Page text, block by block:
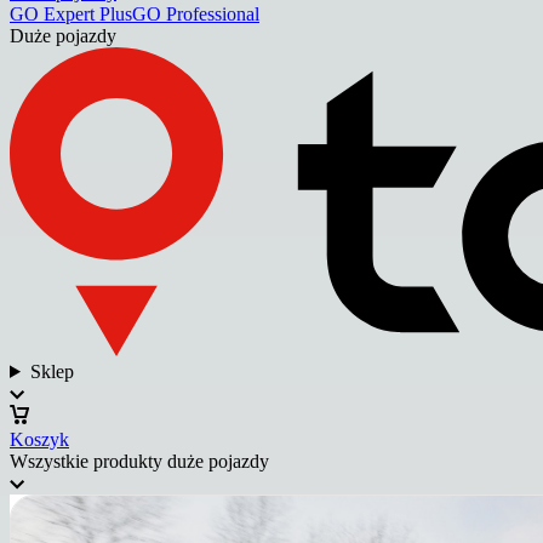
GO Expert PlusGO Professional
Duże pojazdy
Sklep
Koszyk
Wszystkie produkty duże pojazdy